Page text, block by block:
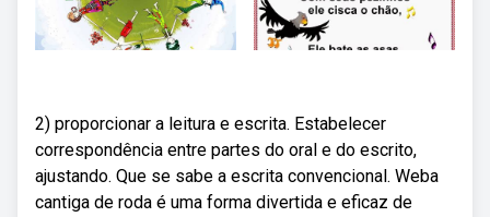
2) proporcionar a leitura e escrita. Estabelecer
correspondência entre partes do oral e do escrito,
ajustando. Que se sabe a escrita convencional. Weba
cantiga de roda é uma forma divertida e eficaz de